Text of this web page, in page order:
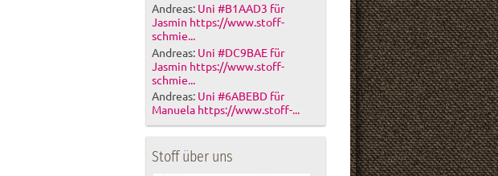
Andreas: Uni #B1AAD3 für
Jasmin https://www.stoff-
schmie...
Andreas: Uni #DC9BAE für
Jasmin https://www.stoff-
schmie...
Andreas: Uni #6ABEBD für
Manuela https://www.stoff-...
Stoff über uns